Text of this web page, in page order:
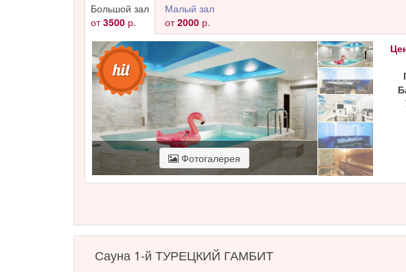
Большой зал
от3500 р.
Малый зал
от2000 р.
Фотогалерея
Сауна 1-й ТУРЕЦКИЙ ГАМБИТ